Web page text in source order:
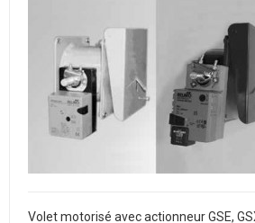
Volet motorisé avec actionneur GSE,